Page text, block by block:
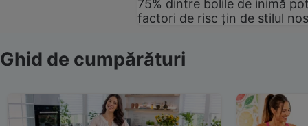
75% dintre bolile de inimă
factori de risc țin de stilul
Ghid de cumpărături